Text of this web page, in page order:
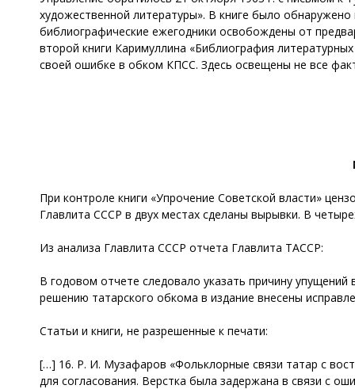
художественной литературы». В книге было
библиографические ежегодники освобождены от
второй книги Каримуллина «Библиография
своей ошибке в обком КПСС. Здеcь освещены не все
При контроле книги «Упрочение Советской власти»
Главлита СССР в двух местах сделаны вырывки. В
Из анализа Главлита СССР отчета Главлита ТАССР:
В годовом отчете следовало указать причину
решению татарского обкома в издание внесены
Статьи и книги, не разрешенные к печати:
[…] 16. Р. И. Музафаров «Фольклорные связи татар с
для согласования. Верстка была задержана в связи с